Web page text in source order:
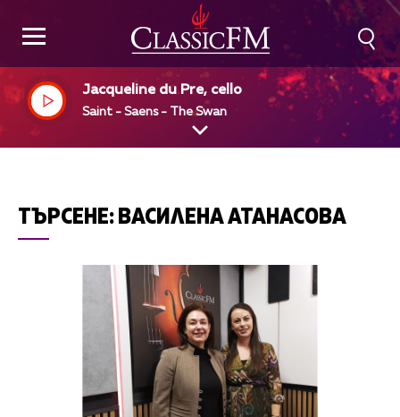
Jacqueline du Pre, cello
Saint - Saens - The Swan
ТЪРСЕНЕ:ВАСИЛЕНА АТАНАСОВА